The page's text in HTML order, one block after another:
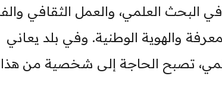
البحث العلمي، والعمل الثقافي
والهوية الوطنية. وفي بلد يعاني
تصبح الحاجة إلى شخصية من هذا